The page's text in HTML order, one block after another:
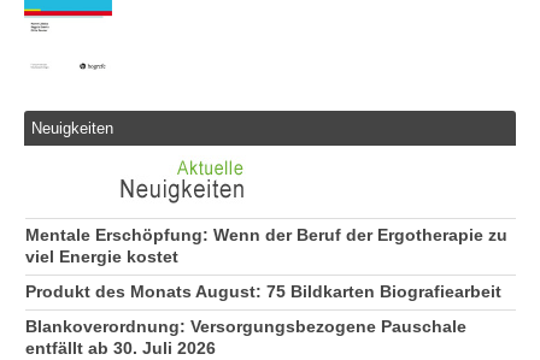
Neuigkeiten
Mentale Erschöpfung: Wenn der Beruf der Ergotherapie zu
viel Energie kostet
Produkt des Monats August: 75 Bildkarten Biografiearbeit
Blankoverordnung: Versorgungsbezogene Pauschale
entfällt ab 30. Juli 2026